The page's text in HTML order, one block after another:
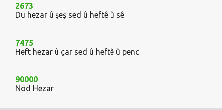
2673
Du hezar û şeş sed û heftê û sê
7475
Heft hezar û çar sed û heftê û penc
90000
Nod Hezar